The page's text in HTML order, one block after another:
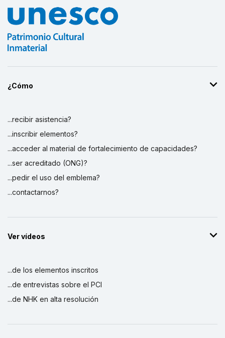
¿Cómo
...recibir asistencia?
...inscribir elementos?
...acceder al material de fortalecimiento de capacidades?
...ser acreditado (ONG)?
...pedir el uso del emblema?
...contactarnos?
Ver vídeos
...de los elementos inscritos
...de entrevistas sobre el PCI
...de NHK en alta resolución